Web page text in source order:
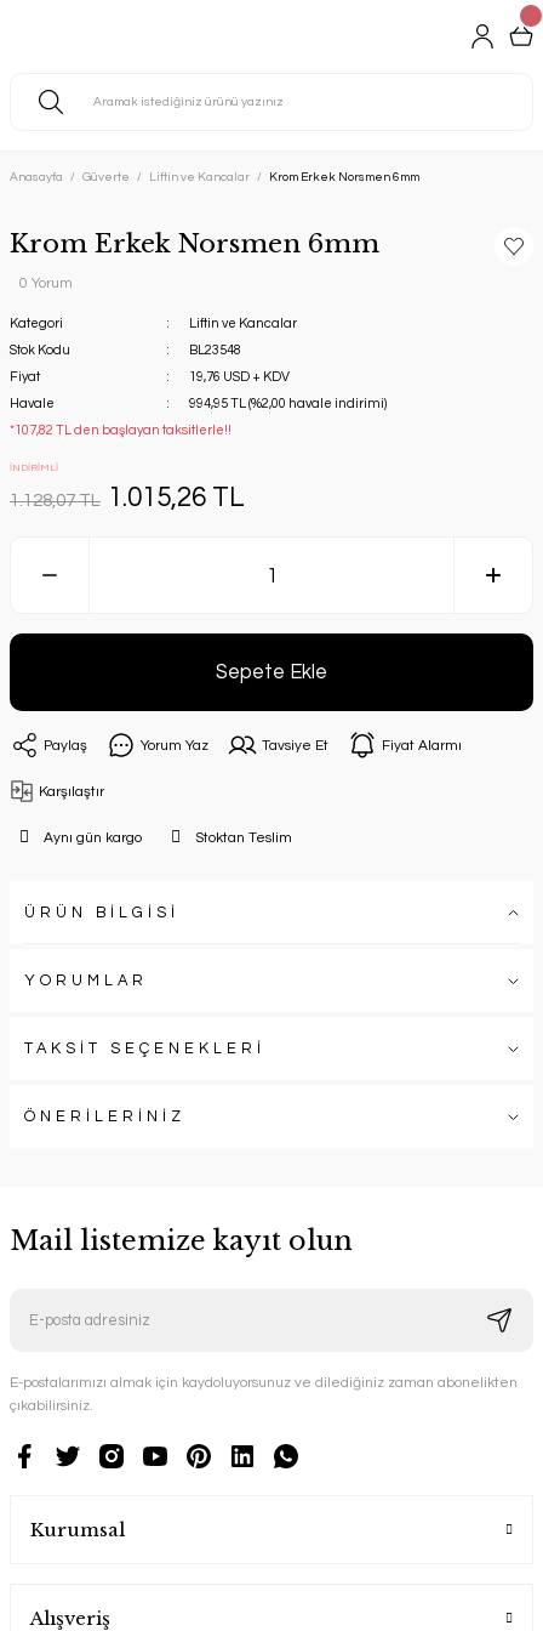
Anasayfa Güverte Liftin ve Kancalar Krom Erkek Norsmen 6mm
Krom Erkek Norsmen 6mm
0 Yorum
Kategori
Liftin ve Kancalar
Stok Kodu
BL23548
Fiyat
19,76 USD + KDV
Havale
994,95 TL (%2,00 havale indirimi)
*107,82 TL den başlayan taksitlerle!!
İNDİRİMLİ
1.128,07 TL 1.015,26 TL
Sepete Ekle
Paylaş Yorum Yaz Tavsiye Et Fiyat Alarmı
Karşılaştır
Aynı gün kargo Stoktan Teslim
ÜRÜN BİLGİSİ
YORUMLAR
TAKSİT SEÇENEKLERİ
ÖNERİLERİNİZ
Mail listemize kayıt olun
E-postalarımızı almak için kaydoluyorsunuz ve dilediğiniz zaman abonelikten
çıkabilirsiniz.
Kurumsal
Alışveriş